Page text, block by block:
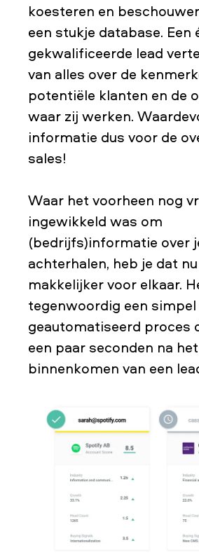
koesteren en
een stukje database. Een
gekwalificeerde lead
van alles over de
potentiële klanten en de
waar zij werken.
informatie dus voor de
sales!
Waar het voorheen nog
ingewikkeld was om
(bedrijfs)informatie over
achterhalen, heb je dat
makkelijker voor elkaar.
tegenwoordig een simpel
geautomatiseerd proces
een paar seconden na het
binnenkomen van een